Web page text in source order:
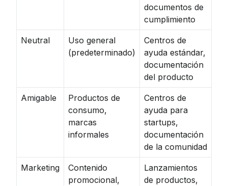
documentos de
cumplimiento
Neutral
Uso general
(predeterminado)
Centros de
ayuda estándar,
documentación
del producto
Amigable
Productos de
consumo,
marcas
informales
Centros de
ayuda para
startups,
documentación
de la comunidad
Marketing
Contenido
promocional,
Lanzamientos
de productos,